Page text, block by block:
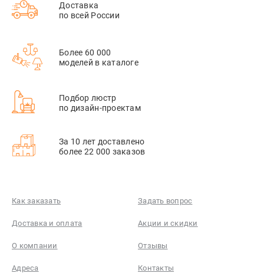
Доставка
по всей России
Более 60 000
моделей в каталоге
Подбор люстр
по дизайн-проектам
За 10 лет доставлено
более 22 000 заказов
Как заказать Задать вопрос
Доставка и оплата Акции и скидки
О компании Отзывы
Адреса Контакты